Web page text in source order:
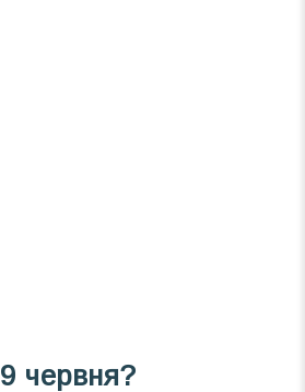
9 червня?